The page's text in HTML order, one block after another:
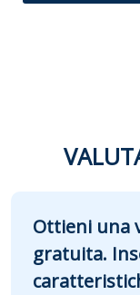
Ottieni una
gratuita.